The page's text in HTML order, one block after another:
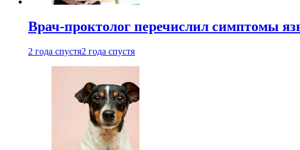
Врач-проктолог перечислил симптомы
2 года спустя2 года спустя